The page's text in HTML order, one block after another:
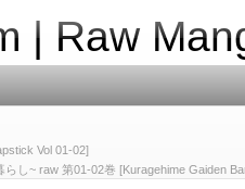
| Raw
Vol 01-02]
し~ raw 第01-02巻 [Kuragehime Gaiden